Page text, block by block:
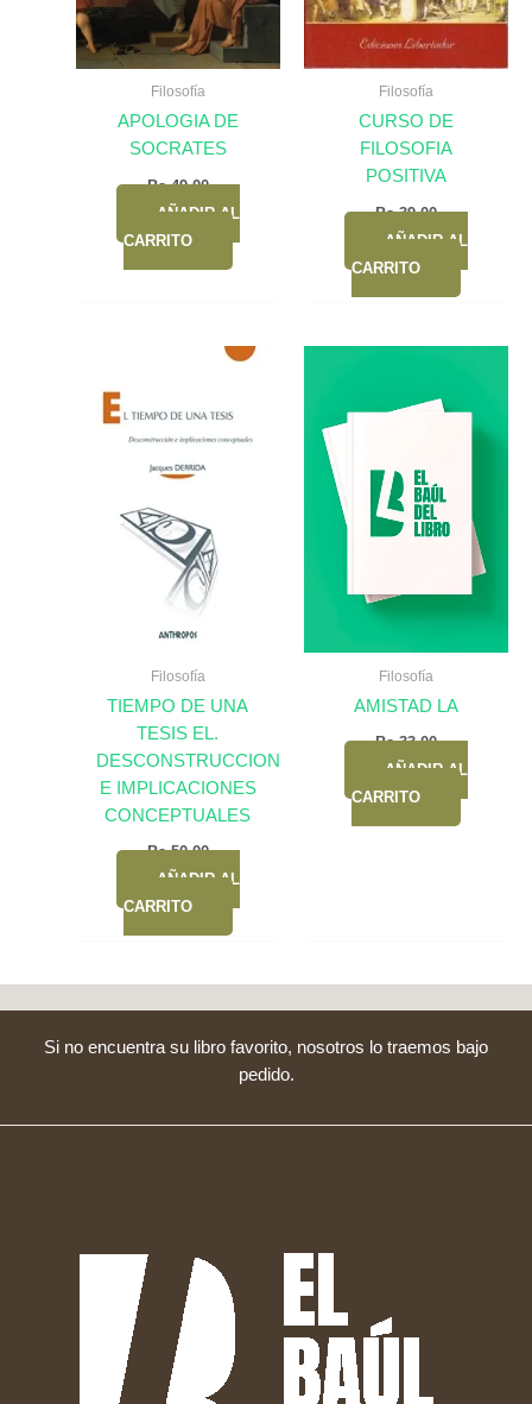
Filosofía
APOLOGIA DE
SOCRATES
Bs.49,00
AÑADIR AL
CARRITO
Filosofía
CURSO DE
FILOSOFIA
POSITIVA
Bs.39,00
AÑADIR AL
CARRITO
Filosofía
TIEMPO DE UNA
TESIS EL.
DESCONSTRUCCION
E IMPLICACIONES
CONCEPTUALES
Bs.50,00
AÑADIR AL
CARRITO
Filosofía
AMISTAD LA
Bs.33,00
AÑADIR AL
CARRITO
Si no encuentra su libro favorito, nosotros lo traemos bajo
pedido.